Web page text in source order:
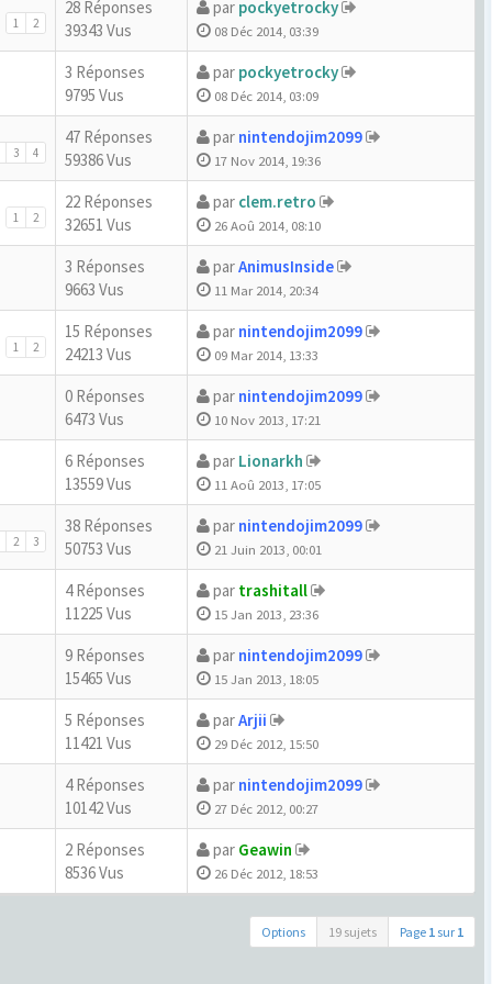
1 2
28 Réponses
39343 Vus
par pockyetrocky
08 Déc 2014, 03:39
3 Réponses
9795 Vus
par pockyetrocky
08 Déc 2014, 03:09
3 4
47 Réponses
59386 Vus
par nintendojim2099
17 Nov 2014, 19:36
1 2
22 Réponses
32651 Vus
par clem.retro
26 Aoû 2014, 08:10
3 Réponses
9663 Vus
parAnimusInside
11 Mar 2014, 20:34
1 2
15 Réponses
24213 Vus
par nintendojim2099
09 Mar 2014, 13:33
0 Réponses
6473 Vus
par nintendojim2099
10 Nov 2013, 17:21
6 Réponses
13559 Vus
par Lionarkh
11 Aoû 2013, 17:05
2 3
38 Réponses
50753 Vus
par nintendojim2099
21 Juin 2013, 00:01
4 Réponses
11225 Vus
par trashitall
15 Jan 2013, 23:36
9 Réponses
15465 Vus
par nintendojim2099
15 Jan 2013, 18:05
5 Réponses
11421 Vus
parArjii
29 Déc 2012, 15:50
4 Réponses
10142 Vus
par nintendojim2099
27 Déc 2012, 00:27
2 Réponses
8536 Vus
par Geawin
26 Déc 2012, 18:53
Options 19 sujets Page 1 sur 1